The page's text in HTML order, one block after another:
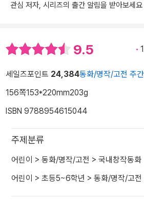
관심 저자, 시리즈의 출간 알림을 받아보세요
9.5
세일즈포인트 24,384동화/명작/고전 주
156쪽153*220mm203g
ISBN 9788954615044
주제분류
어린이 > 동화/명작/고전 > 국내창작동화
어린이 > 초등5~6학년 > 동화/명작/고전